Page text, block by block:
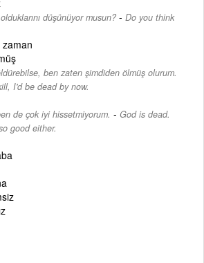
düşünüyor musun? - Do you think
zaman
ben zaten şimdiden ölmüş olurum.
I'd be dead by now.
de çok iyi hissetmiyorum. - God is dead.
good either.